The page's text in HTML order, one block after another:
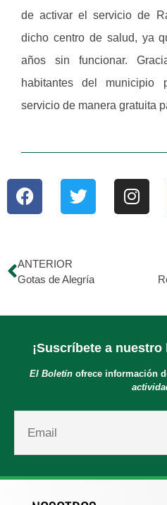
de activar el servicio de
dicho centro de salud, ya
años sin funcionar.
habitantes del municipio
servicio de manera gratuita
ANTERIOR
Gotas de Alegría
¡Suscríbete a
El Boletínofrece información